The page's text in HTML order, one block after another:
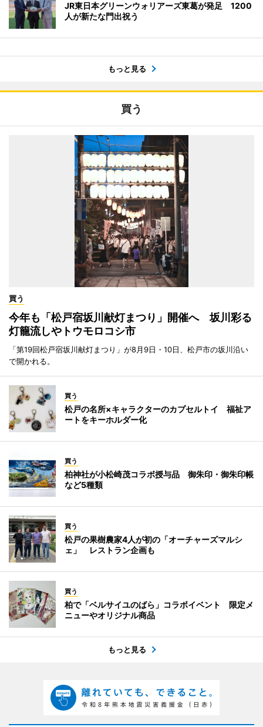
JR東日本グリーンウォリアーズ東葛が発足 1200
人が新たな門出祝う
もっと見る
買う
買う
今年も「松戸宿坂川献灯まつり」開催へ 坂川彩る
灯籠流しやトウモロコシ市
「第19回松戸宿坂川献灯まつり」が8月9日・10日、松戸市の坂川沿い
で開かれる。
買う
松戸の名所×キャラクターのカプセルトイ 福祉ア
ートをキーホルダー化
買う
柏神社が小松崎茂コラボ授与品 御朱印・御朱印帳
など5種類
買う
松戸の果樹農家4人が初の「オーチャーズマルシ
ェ」 レストラン企画も
買う
柏で「ベルサイユのばら」コラボイベント 限定メ
ニューやオリジナル商品
もっと見る